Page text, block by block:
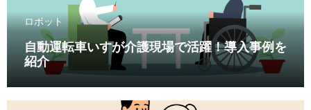
ロボット
自動運転車いすが介護現場で活躍！導入事例を
紹介